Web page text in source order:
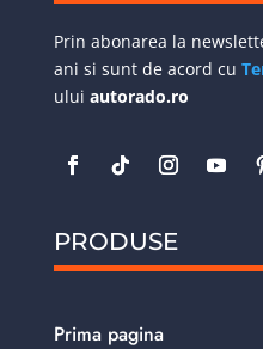
Prin abonarea la
ani si sunt de acord cu
ului autorado.ro
PRODUSE
Prima pagina